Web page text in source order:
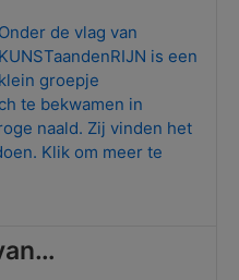
Onder de vlag van
KUNSTaandenRIJN is een
klein groepje
te bekwamen in
naald. Zij vinden het
Klik om meer te